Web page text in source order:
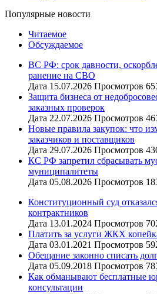
Популярные новости
Читаемое
Обсуждаемое
ВС РФ: срок давности,
ранение на СВО
Дата 15.07.2026 Просмотров
Защита бизнеса от
заказных проверок
Дата 22.07.2026 Просмотров
Новые правила закупок: что
заказчиков и поставщиков
Дата 29.07.2026 Просмотров
КС РФ запретил сбрасывать
муниципалитеты
Дата 05.08.2026 Просмотров
Конституционный суд
контрактников
Дата 13.01.2024 Просмотров
Платить за услуги ЖКХ
Дата 03.01.2021 Просмотров
Обещание законно списать
Дата 05.09.2018 Просмотров
Как обманывают бесплатные
консультации